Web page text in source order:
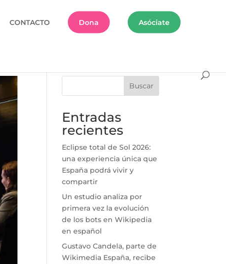
CONTACTO Dona Asóciate
Buscar
Entradas
recientes
Eclipse total de Sol 2026:
una experiencia única que
España podrá vivir y
compartir
Un estudio analiza por
primera vez la evolución
de los bots en Wikipedia
en español
Gustavo Candela, parte de
Wikimedia España, recibe